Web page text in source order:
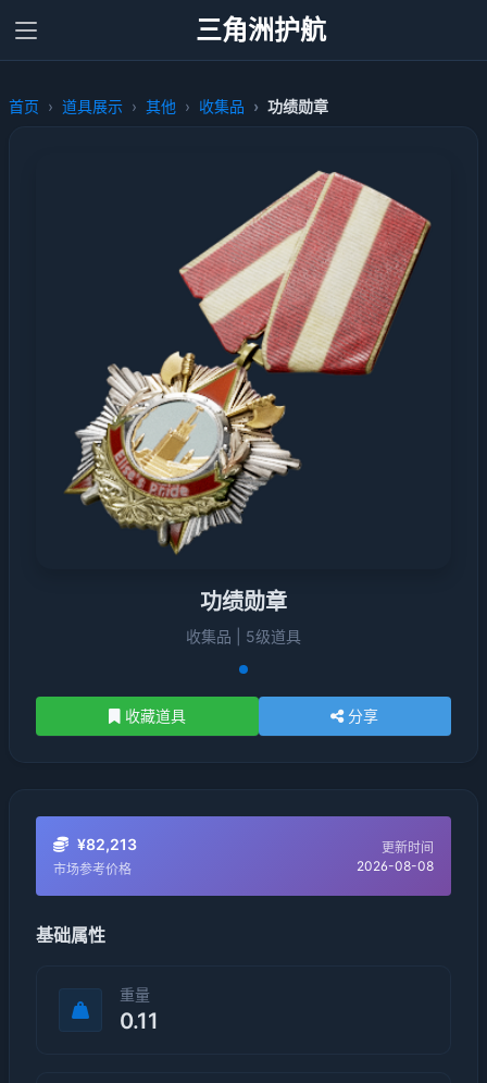
三角洲护航
首页 道具展示 其他 收集品 功绩勋章
功绩勋章
收集品 | 5级道具
收藏道具 分享
¥82,213
市场参考价格
更新时间
2026-08-08
基础属性
重量
0.11